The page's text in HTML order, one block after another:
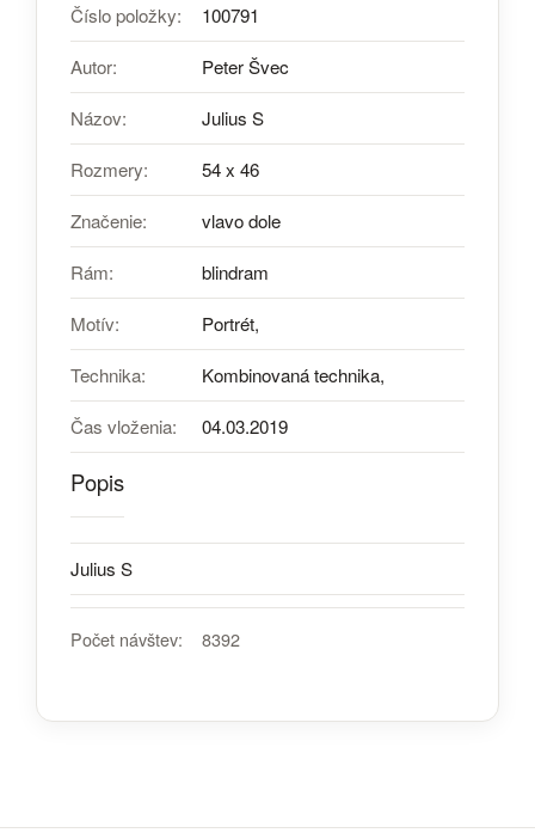
Číslo položky: 100791
Autor: Peter Švec
Názov: Julius S
Rozmery: 54 x 46
Značenie: vlavo dole
Rám: blindram
Motív: Portrét,
Technika: Kombinovaná technika,
Čas vloženia: 04.03.2019
Popis
Julius S
Počet návštev: 8392